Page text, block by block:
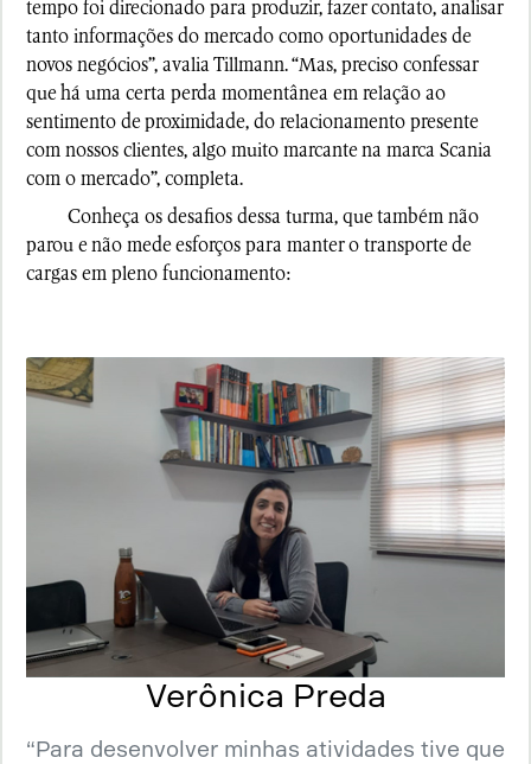
tempo foi direcionado para produzir, fazer contato, analisar
tanto informações do mercado como oportunidades de
novos negócios”, avalia Tillmann. “Mas, preciso confessar
que há uma certa perda momentânea em relação ao
sentimento de proximidade, do relacionamento presente
com nossos clientes, algo muito marcante na marca Scania
com o mercado”, completa.
Conheça os desafios dessa turma, que também não
parou e não mede esforços para manter o transporte de
cargas em pleno funcionamento:
Verônica Preda
“Para desenvolver minhas atividades tive que